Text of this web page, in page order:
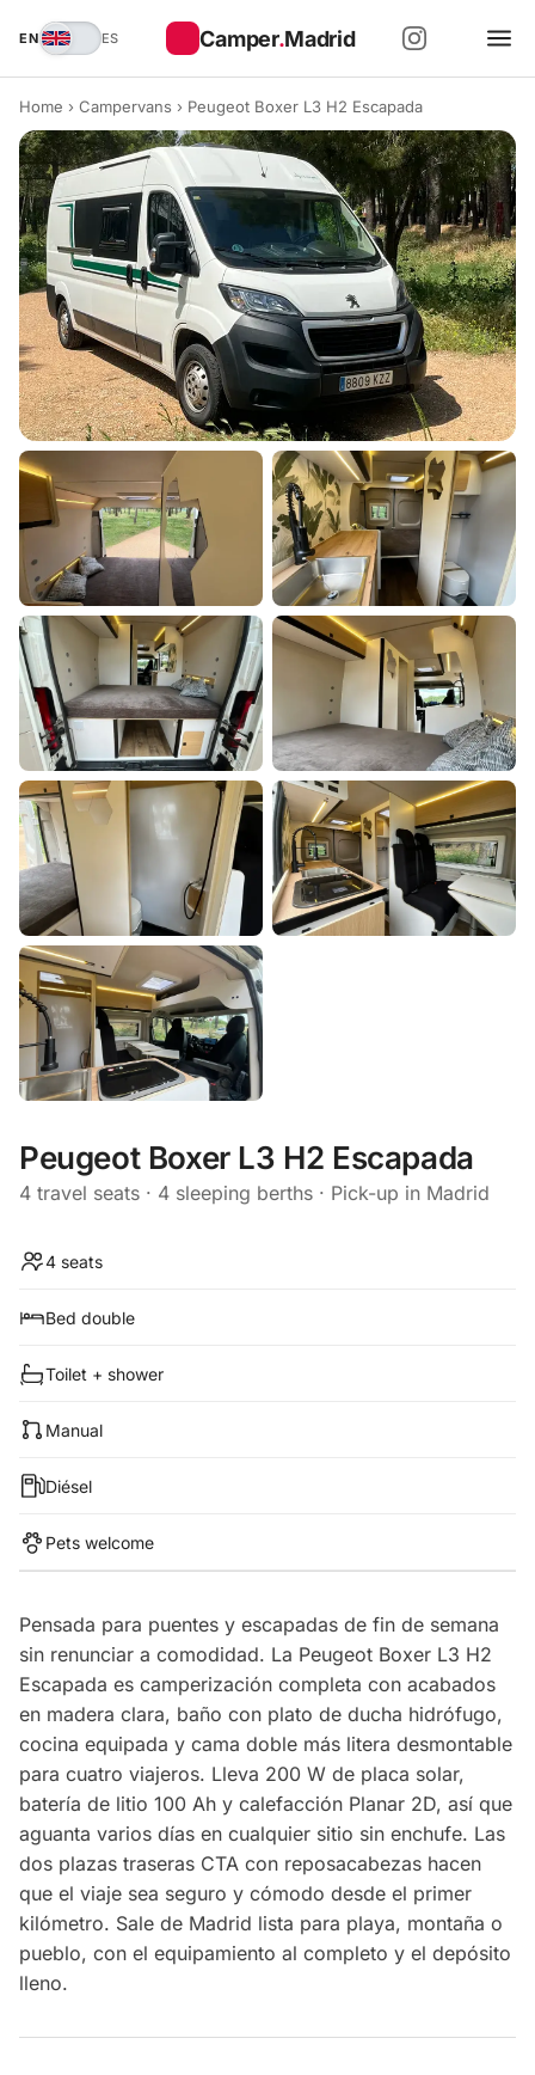
Camper.Madrid
EN ES
Home › Campervans › Peugeot Boxer L3 H2 Escapada
Peugeot Boxer L3 H2 Escapada
4 travel seats · 4 sleeping berths · Pick-up in Madrid
4 seats
Bed double
Toilet + shower
Manual
Diésel
Pets welcome
Pensada para puentes y escapadas de fin de semana
sin renunciar a comodidad. La Peugeot Boxer L3 H2
Escapada es camperización completa con acabados
en madera clara, baño con plato de ducha hidrófugo,
cocina equipada y cama doble más litera desmontable
para cuatro viajeros. Lleva 200 W de placa solar,
batería de litio 100 Ah y calefacción Planar 2D, así que
aguanta varios días en cualquier sitio sin enchufe. Las
dos plazas traseras CTA con reposacabezas hacen
que el viaje sea seguro y cómodo desde el primer
kilómetro. Sale de Madrid lista para playa, montaña o
pueblo, con el equipamiento al completo y el depósito
lleno.